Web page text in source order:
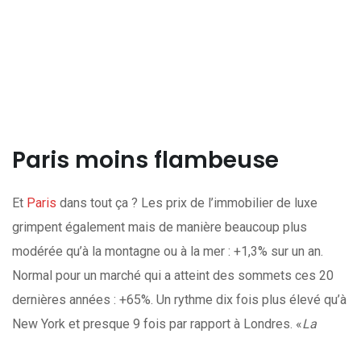
Paris moins flambeuse
Et Paris dans tout ça ? Les prix de l’immobilier de luxe
grimpent également mais de manière beaucoup plus
modérée qu’à la montagne ou à la mer : +1,3% sur un an.
Normal pour un marché qui a atteint des sommets ces 20
dernières années : +65%. Un rythme dix fois plus élevé qu’à
New York et presque 9 fois par rapport à Londres. «La